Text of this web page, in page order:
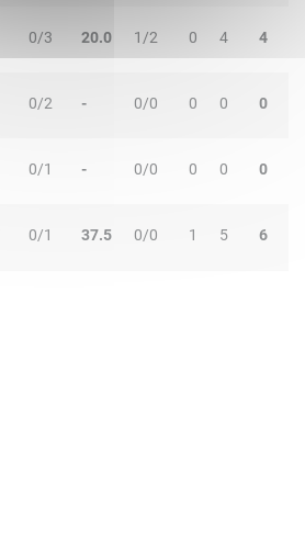
0/3 20.0 1/2 0 4 4
0/2 - 0/0 0 0 0
0/1 - 0/0 0 0 0
0/1 37.5 0/0 1 5 6